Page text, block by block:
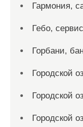
Гармония,
Гебо,
Горбани,
Городской
Городской
Городской